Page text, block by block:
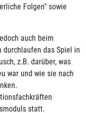
Folgen" sowie
auch beim
das Spiel in
z.B. darüber, was
war und wie sie nach
statt.